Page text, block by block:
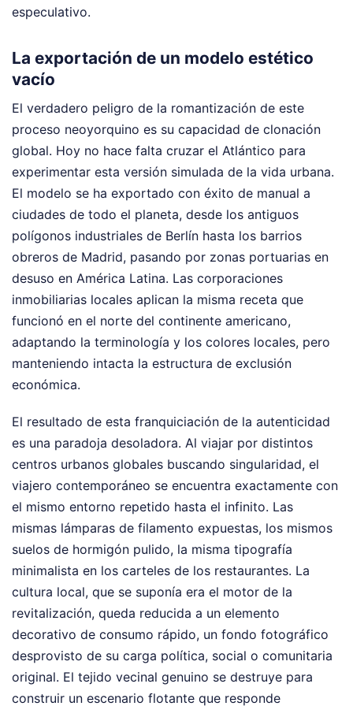
especulativo.
La exportación de un modelo estético
vacío
El verdadero peligro de la romantización de este
proceso neoyorquino es su capacidad de clonación
global. Hoy no hace falta cruzar el Atlántico para
experimentar esta versión simulada de la vida urbana.
El modelo se ha exportado con éxito de manual a
ciudades de todo el planeta, desde los antiguos
polígonos industriales de Berlín hasta los barrios
obreros de Madrid, pasando por zonas portuarias en
desuso en América Latina. Las corporaciones
inmobiliarias locales aplican la misma receta que
funcionó en el norte del continente americano,
adaptando la terminología y los colores locales, pero
manteniendo intacta la estructura de exclusión
económica.
El resultado de esta franquiciación de la autenticidad
es una paradoja desoladora. Al viajar por distintos
centros urbanos globales buscando singularidad, el
viajero contemporáneo se encuentra exactamente con
el mismo entorno repetido hasta el infinito. Las
mismas lámparas de filamento expuestas, los mismos
suelos de hormigón pulido, la misma tipografía
minimalista en los carteles de los restaurantes. La
cultura local, que se suponía era el motor de la
revitalización, queda reducida a un elemento
decorativo de consumo rápido, un fondo fotográfico
desprovisto de su carga política, social o comunitaria
original. El tejido vecinal genuino se destruye para
construir un escenario flotante que responde